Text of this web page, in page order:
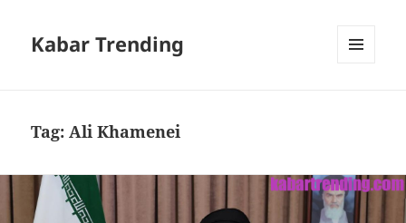
Kabar Trending
Tag:Ali Khamenei